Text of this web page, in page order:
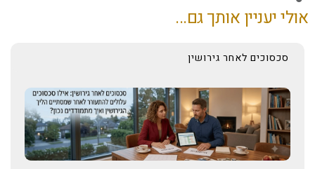
אולי יעניין אותך גם...
סכסוכים לאחר גירושין